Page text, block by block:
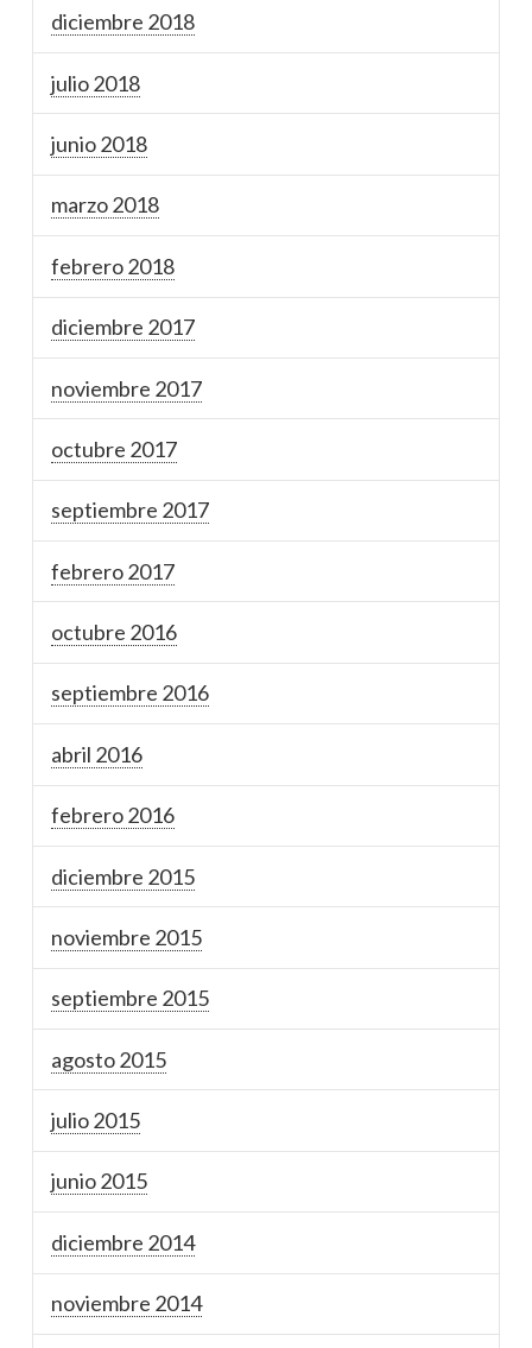
diciembre 2018
julio 2018
junio 2018
marzo 2018
febrero 2018
diciembre 2017
noviembre 2017
octubre 2017
septiembre 2017
febrero 2017
octubre 2016
septiembre 2016
abril 2016
febrero 2016
diciembre 2015
noviembre 2015
septiembre 2015
agosto 2015
julio 2015
junio 2015
diciembre 2014
noviembre 2014